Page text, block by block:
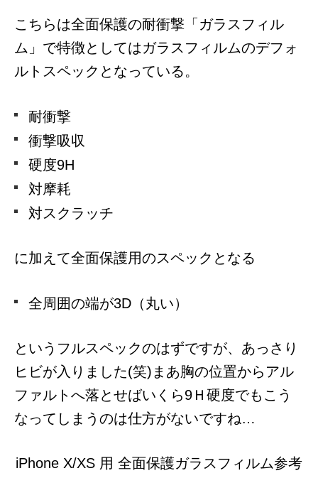
こちらは全面保護の耐衝撃「ガラスフィル
ム」で特徴としてはガラスフィルムのデフォ
ルトスペックとなっている。
耐衝撃
衝撃吸収
硬度9H
対摩耗
対スクラッチ
に加えて全面保護用のスペックとなる
全周囲の端が3D（丸い）
というフルスペックのはずですが、あっさり
ヒビが入りました(笑)まあ胸の位置からアル
ファルトへ落とせばいくら9Ｈ硬度でもこう
なってしまうのは仕方がないですね…
iPhone X/XS 用 全面保護ガラスフィルム参考